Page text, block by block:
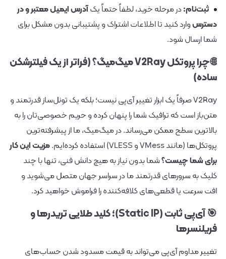
ثبت‌نام:در مرحله خرید، لطفاً حتماً یکآدرس ایمیل معتبر و در
دسترسوارد کنید تا اطلاعات اشتراک و پشتیبانی بدون مشکل برای
شما ارسال شود.
🌐 چرا پروتکل V2Ray میگ‌میگ؟ (فراتر از یک فیلترشکن
ساده)
V2Ray صرفاً یک ابزار تغییر آی‌پی نیست؛ بلکه یک تونل‌ساز قدرتمند و
متن‌باز است که ترافیک شما را پنهان کرده و حریم خصوصی‌تان را به
بالاترین سطح ممکن می‌رساند. در میگ‌میگ، ما از پیشرفته‌ترین
پروتکل‌ها (مانند VMess و VLESS) استفاده کرده‌ایم.
مزیت این کار
برای شما چیست؟شما بدون نیاز به هیچ دانش فنی، تنها با چند
کلیک به سرورهای قدرتمند ما در سراسر جهان متصل می‌شوید و
افت سرعت یا قطعی‌های کلافه‌کننده را فراموش خواهید کرد.
🎯 آی‌پی ثابت (Static IP)؛ کلید طلایی تریدرها و
فریلنسرها
تغییر مداوم آی‌پی می‌تواند به قیمت مسدود شدن حساب‌های